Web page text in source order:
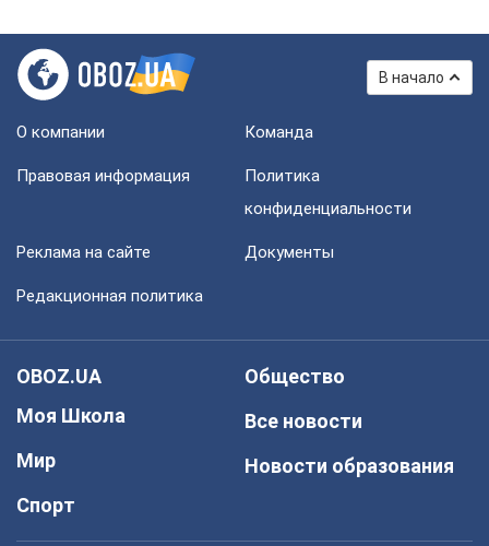
В начало
О компании Команда
Правовая информация
Политика
конфиденциальности
Реклама на сайте Документы
Редакционная политика
OBOZ.UA
Моя Школа
Мир
Спорт
Общество
Все новости
Новости образования